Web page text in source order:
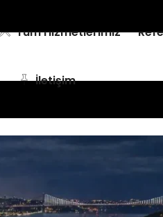
Tüm Hizmetlerimiz
İletişim